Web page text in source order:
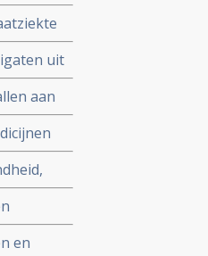
tot geen
uit
en
aan
en